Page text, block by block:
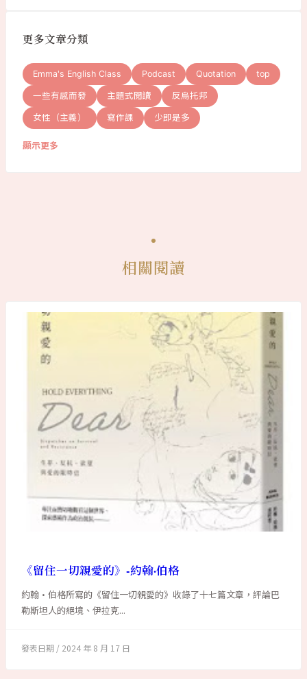
更多文章分類
Emma's English Class Podcast Quotation top
一些有感而發 主題式閱讀 反烏托邦
女性（主義） 寫作課 少即是多
顯示更多
相關閱讀
《留住一切親愛的》-約翰·伯格
約翰·伯格所寫的《留住一切親愛的》收錄了十七篇文章，評論巴
勒斯坦人的絕境、伊拉克...
2024 年 8 月 17 日